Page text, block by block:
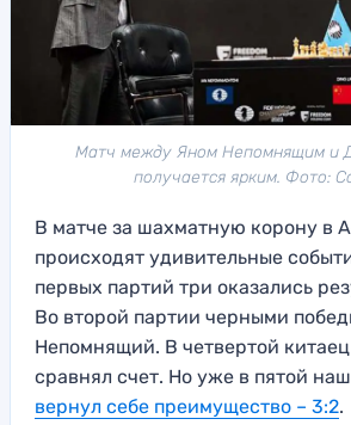
Матч между Яном Непомнящим и
получается ярким. Фото:
В матче за шахматную корону в
происходят удивительные
первых партий три оказались
Во второй партии черными
Непомнящий. В четвертой
сравнял счет. Но уже в пятой
вернул себе преимущество – 3:2.